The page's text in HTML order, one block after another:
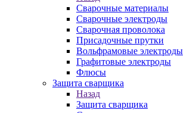
Сварочные материалы
Сварочные электроды
Сварочная проволока
Присадочные прутки
Вольфрамовые электроды
Графитовые электроды
Флюсы
Защита сварщика
Назад
Защита сварщика